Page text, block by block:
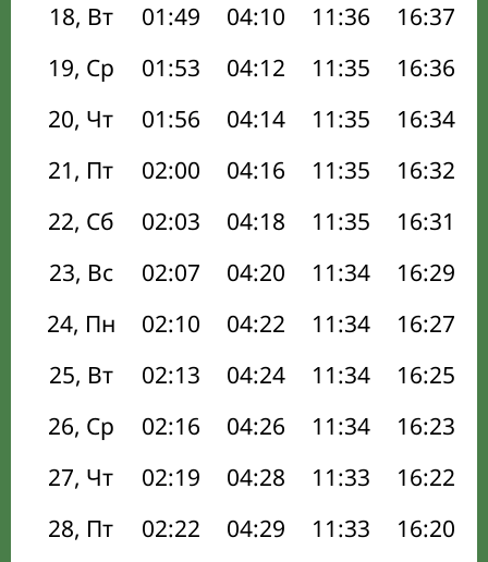
18, Вт
01:49 04:10 11:36 16:37
19, Ср
01:53 04:12 11:35 16:36
20, Чт
01:56 04:14 11:35 16:34
21, Пт
02:00 04:16 11:35 16:32
22, Сб
02:03 04:18 11:35 16:31
23, Вс
02:07 04:20 11:34 16:29
24, Пн
02:10 04:22 11:34 16:27
25, Вт
02:13 04:24 11:34 16:25
26, Ср
02:16 04:26 11:34 16:23
27, Чт
02:19 04:28 11:33 16:22
28, Пт
02:22 04:29 11:33 16:20